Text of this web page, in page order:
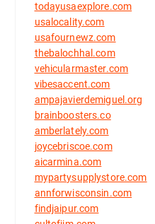
todayusaexplore.com
usalocality.com
usafournewz.com
thebalochhal.com
vehicularmaster.com
vibesaccent.com
ampajavierdemiguel.org
brainboosters.co
amberlately.com
joycebriscoe.com
aicarmina.com
mypartysupplystore.com
annforwisconsin.com
findjaipur.com